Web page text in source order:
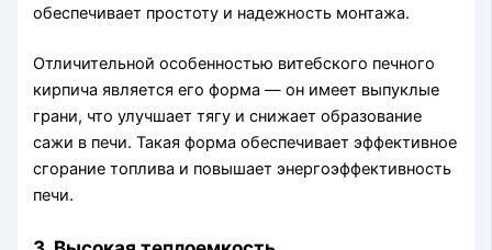
обеспечивает простоту и надежность монтажа.
Отличительной особенностью витебского печного
кирпича является его форма — он имеет выпуклые
грани, что улучшает тягу и снижает образование
сажи в печи. Такая форма обеспечивает эффективное
сгорание топлива и повышает энергоэффективность
печи.